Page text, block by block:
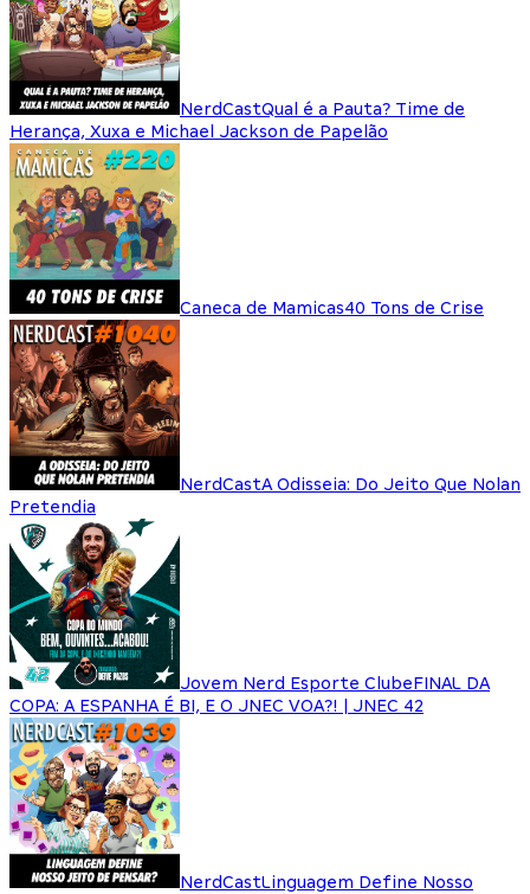
NerdCastQual é a Pauta? Time de
Herança, Xuxa e Michael Jackson de Papelão
Caneca de Mamicas40 Tons de Crise
NerdCastA Odisseia: Do Jeito Que Nolan
Pretendia
Jovem Nerd Esporte ClubeFINAL DA
COPA: A ESPANHA É BI, E O JNEC VOA?! | JNEC 42
NerdCastLinguagem Define Nosso